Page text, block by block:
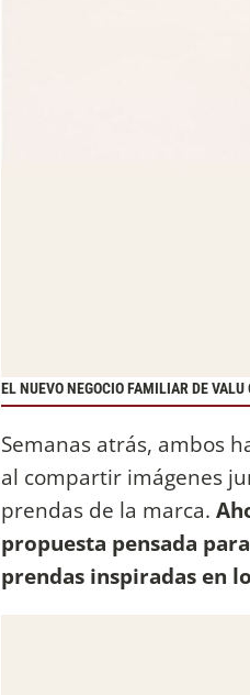
EL NUEVO NEGOCIO FAMILIAR DE
Semanas atrás, ambos
al compartir imágenes
prendas de la marca.
propuesta pensada
prendas inspiradas en